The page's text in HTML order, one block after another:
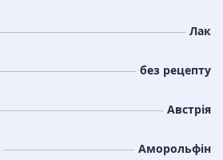
Лак
без рецепту
Австрія
Аморольфін